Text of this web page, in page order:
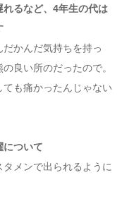
るなど、4年生の代は
かんだ気持ちを持っ
良い所のだったので。
も痛かったんじゃない
について
メンで出られるように